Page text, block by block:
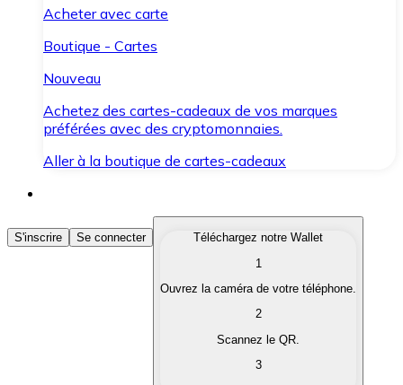
Acheter avec carte
Boutique - Cartes
Nouveau
Achetez des cartes-cadeaux de vos marques
préférées avec des cryptomonnaies.
Aller à la boutique de cartes-cadeaux
Acheter des Cryptomonnaies
Achetez les cryptomonnaies qui vous intéressent
Convertissez vos cryptomonnaies en monnaie
S'inscrire Se connecter
Téléchargez notre Wallet
1
Ouvrez la caméra de votre téléphone.
2
Scannez le QR.
3